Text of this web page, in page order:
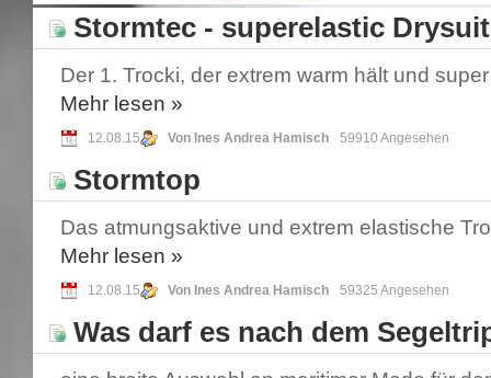
Stormtec - superelastic Drysuit
Der 1. Trocki, der extrem warm hält und
Mehr lesen »
12.08.15 Von Ines Andrea Hamisch 59910 Angesehen
Stormtop
Das atmungsaktive und extrem elastische
Mehr lesen »
12.08.15 Von Ines Andrea Hamisch 59325 Angesehen
Was darf es nach dem